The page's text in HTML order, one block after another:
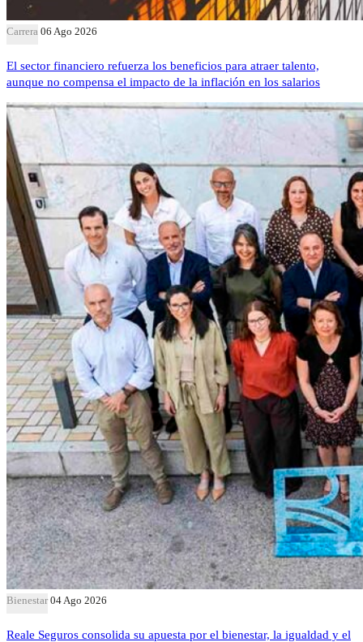
Carrera 06 Ago 2026
El sector financiero refuerza los beneficios para atraer talento,
aunque no compensa el impacto de la inflación en los salarios
Bienestar 04 Ago 2026
Reale Seguros consolida su apuesta por el bienestar, la igualdad y el